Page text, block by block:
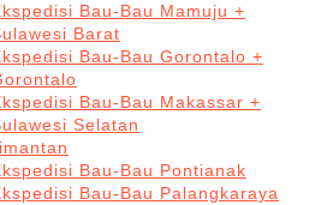
Bau-Bau Mamuju +
Barat
Bau-Bau Gorontalo +
Bau-Bau Makassar +
Selatan
Bau-Bau Pontianak
Bau-Bau Palangkaraya